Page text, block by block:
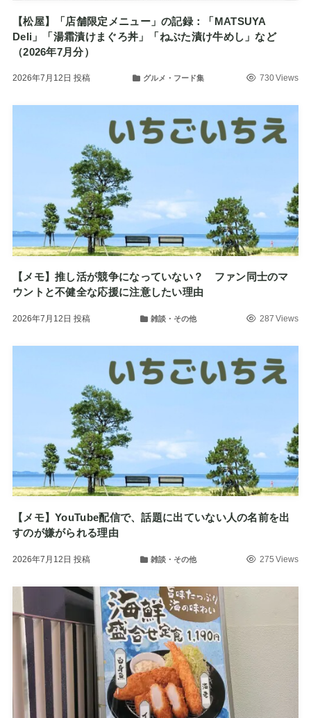
【松屋】「店舗限定メニュー」の記録：「MATSUYA
Deli」「湯霜漬けまぐろ丼」「ねぶた漬け牛めし」など
（2026年7月分）
2026年7月12日 投稿 グルメ・フード集 730 Views
【メモ】推し活が競争になっていない？ ファン同士のマ
ウントと不健全な応援に注意したい理由
2026年7月12日 投稿 雑談・その他 287 Views
【メモ】YouTube配信で、話題に出ていない人の名前を出
すのが嫌がられる理由
2026年7月12日 投稿 雑談・その他 275 Views